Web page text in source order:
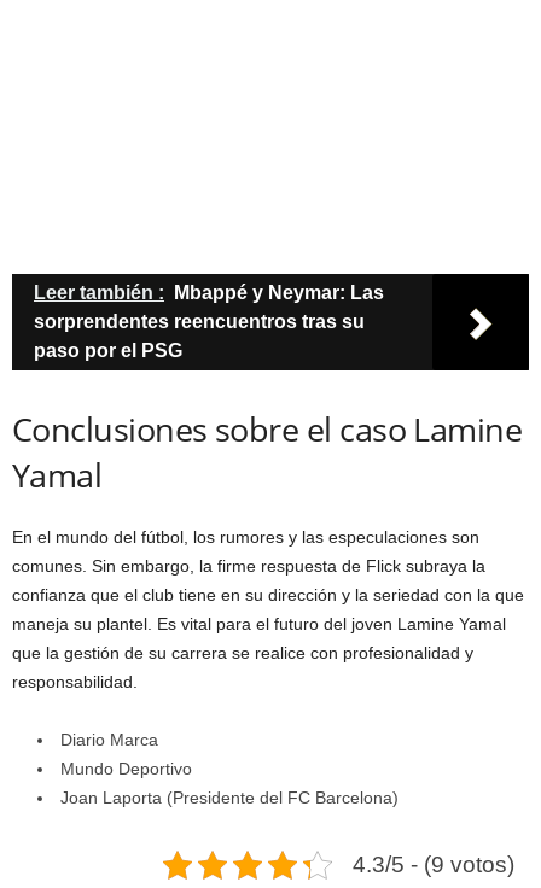
Leer también :
Mbappé y Neymar: Las
sorprendentes reencuentros tras su
paso por el PSG
Conclusiones sobre el caso Lamine
Yamal
En el mundo del fútbol, los rumores y las especulaciones son
comunes. Sin embargo, la firme respuesta de Flick subraya la
confianza que el club tiene en su dirección y la seriedad con la que
maneja su plantel. Es vital para el futuro del joven Lamine Yamal
que la gestión de su carrera se realice con profesionalidad y
responsabilidad.
Diario Marca
Mundo Deportivo
Joan Laporta (Presidente del FC Barcelona)
4.3/5 - (9 votos)